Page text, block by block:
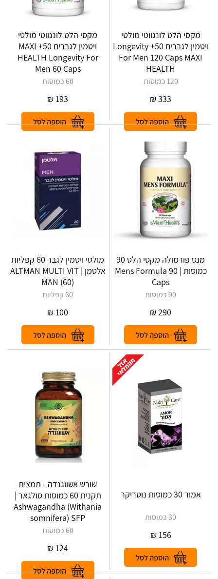
מקסי הלט לונגווטי מולטי
ויטמין לגברים 50+ Longevity
For Men 120 Caps MAXI
HEALTH
120 כמוסות
333
₪
מקסי הלט לונגווטי מולטי
ויטמין לגברים 50+ MAXI
HEALTH Longevity For
Men 60 Caps
60 כמוסות
193
₪
מנס פורמולה מקסי הלט 90
כמוסות | Mens Formula 90
Caps
90 כמוסות
290
₪
מולטי ויטמין לגבר 60 קפליות
אלטמן | ALTMAN‎ ‎MULTI‎ ‎VIT‎
‎MAN‎ ‎(‎60‎)
60 קפליות
100
₪
‎אמור 30 כמוסות נוטריקר
30 כמוסות
156
₪
שורש אשווגנדה - תמצית
תקנית 60 כמוסות סולגאר |
Ashwagandha (Withania
somnifera) SFP
60 כמוסות
124
₪